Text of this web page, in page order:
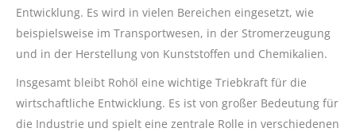
Entwicklung. Es wird in vielen Bereichen eingesetzt, wie
beispielsweise im Transportwesen, in der Stromerzeugung
und in der Herstellung von Kunststoffen und Chemikalien.
Insgesamt bleibt Rohöl eine wichtige Triebkraft für die
wirtschaftliche Entwicklung. Es ist von großer Bedeutung für
die Industrie und spielt eine zentrale Rolle in verschiedenen